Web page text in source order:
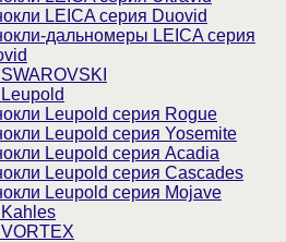
LEICA серия Duovid
дальномеры LEICA серия
Leupold серия Rogue
Leupold серия Yosemite
Leupold серия Acadia
Leupold серия Cascades
Leupold серия Mojave